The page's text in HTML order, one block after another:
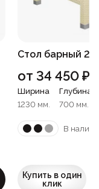
Стол барный
от 34 450₽
Ширина
1230 мм.
Глубина
700 мм.
В
Купить в один
клик